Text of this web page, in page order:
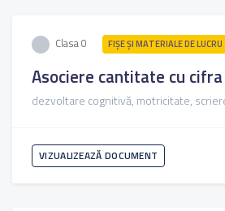
Clasa 0 FIŞE ŞI MATERIALE DE LUCRU
Asociere cantitate cu
dezvoltare cognitivă, motricitate,
VIZUALIZEAZĂ DOCUMENT